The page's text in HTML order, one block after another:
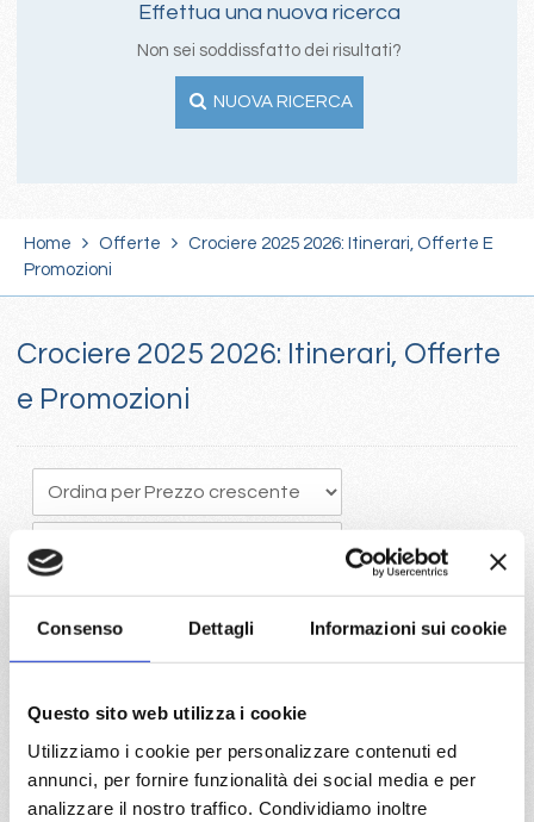
Consenso Dettagli Informazioni sui cookie
Questo sito web utilizza i cookie
Utilizziamo i cookie per personalizzare contenuti ed
annunci, per fornire funzionalità dei social media e per
analizzare il nostro traffico. Condividiamo inoltre
Effettua una nuova ricerca
Non sei soddissfatto dei risultati?
NUOVA RICERCA
Home Offerte
Crociere 2025 2026: Itinerari, Offerte E
Promozioni
Crociere 2025 2026: Itinerari, Offerte
e Promozioni
crociera porta vantaggi economici con la scelta della migliore
disponibilità
Visita il portale per trovare le crociere 2025 con Costa e Mc